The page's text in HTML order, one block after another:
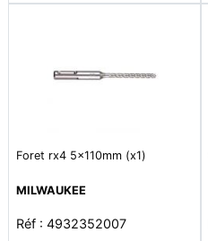
Foret rx4 5x110mm (x1)
MILWAUKEE
Réf : 4932352007